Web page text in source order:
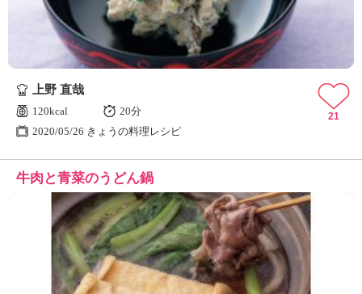
ー
シ
ョ
ナ
ん
の
ょ
う
の
料
理
」
上野 直哉
120kcal
20分
2020/05/26 きょうの料理レシピ
21
牛肉と青菜のうどん鍋